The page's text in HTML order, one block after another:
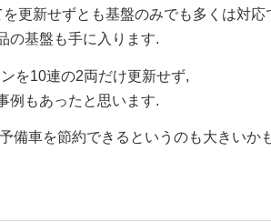
更新せずとも基盤のみでも多くは対応
の基盤も手に入ります.
を10連の2両だけ更新せず,
例もあったと思います.
備車を節約できるというのも大きいか